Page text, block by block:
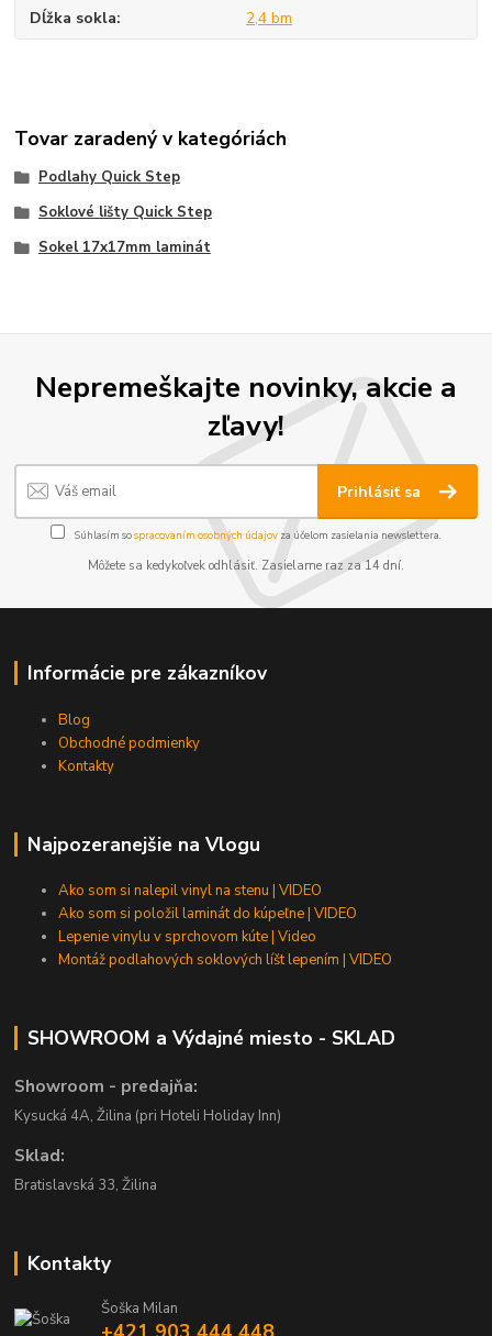
Dĺžka sokla 2,4 bm
Tovar zaradený v kategóriách
Podlahy Quick Step
Soklové lišty Quick Step
Sokel 17x17mm laminát
Nepremeškajte novinky, akcie a
zľavy!
Prihlásiť sa
Súhlasím sospracovaním osobných údajov za účelom zasielania newslettera.
Môžete sa kedykoľvek odhlásiť. Zasielame raz za 14 dní.
Informácie pre zákazníkov
Blog
Obchodné podmienky
Kontakty
Najpozeranejšie na Vlogu
Ako som si nalepil vinyl na stenu | VIDEO
Ako som si položil laminát do kúpeľne | VIDEO
Lepenie vinylu v sprchovom kúte | Video
Montáž podlahových soklových líšt lepením | VIDEO
SHOWROOM a Výdajné miesto - SKLAD
Showroom - predajňa:
Kysucká 4A, Žilina (pri Hoteli Holiday Inn)
Sklad:
Bratislavská 33, Žilina
Kontakty
Šoška Milan